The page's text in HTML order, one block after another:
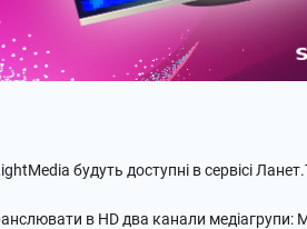
будуть доступні в сервісі
в HD два канали медіагрупи: